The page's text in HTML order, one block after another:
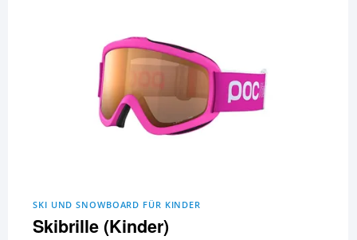
SKI UND SNOWBOARD FÜR KINDER
Skibrille (Kinder)